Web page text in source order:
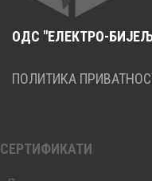
ОДС "ЕЛЕКТРО-
ПОЛИТИКА
СЕРТИФИКАТИ